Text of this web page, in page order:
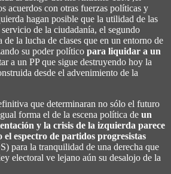
acuerdos con otras fuerzas políticas y
hagan posible que la utilidad de las
de la ciudadanía, el segundo
de la lucha de clases que en un entorno de
su poder político para liquidar a un
a un PP que sigue destruyendo hoy la
desde el advenimiento de la
que determinaran no sólo el futuro
forma el de la escena política de un
y la crisis de la izquierda parece
el espectro de partidos progresistas
para la tranquilidad de una derecha que
electoral ve lejano aún su desalojo de la